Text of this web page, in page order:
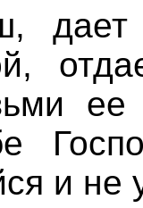
ее
и не